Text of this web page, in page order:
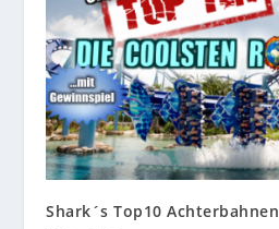
Shark´s Top10 Achterbahnen